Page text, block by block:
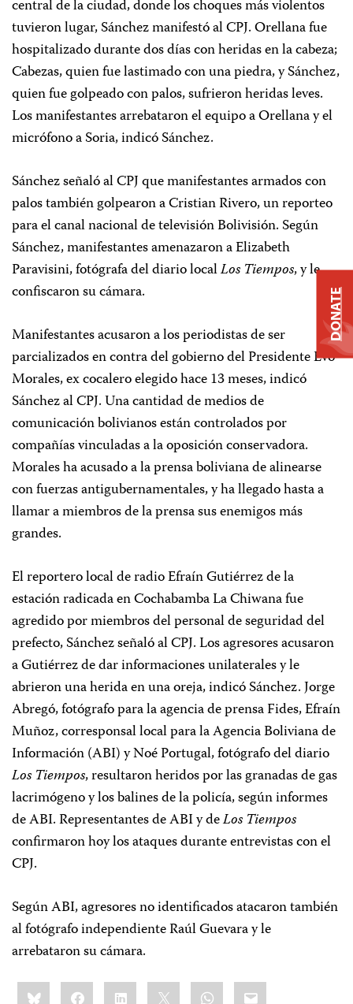
central de la ciudad, donde los choques más violentos
tuvieron lugar, Sánchez manifestó al CPJ. Orellana fue
hospitalizado durante dos días con heridas en la cabeza;
Cabezas, quien fue lastimado con una piedra, y Sánchez,
quien fue golpeado con palos, sufrieron heridas leves.
Los manifestantes arrebataron el equipo a Orellana y el
micrófono a Soria, indicó Sánchez.
Sánchez señaló al CPJ que manifestantes armados con
palos también golpearon a Cristian Rivero, un reporteo
para el canal nacional de televisión Bolivisión. Según
Sánchez, manifestantes amenazaron a Elizabeth
Paravisini, fotógrafa del diario localLos Tiempos, y le
confiscaron su cámara.
Manifestantes acusaron a los periodistas de ser
parcializados en contra del gobierno del Presidente Evo
Morales, ex cocalero elegido hace 13 meses, indicó
Sánchez al CPJ. Una cantidad de medios de
comunicación bolivianos están controlados por
compañías vinculadas a la oposición conservadora.
Morales ha acusado a la prensa boliviana de alinearse
con fuerzas antigubernamentales, y ha llegado hasta a
llamar a miembros de la prensa sus enemigos más
grandes.
El reportero local de radio Efraín Gutiérrez de la
estación radicada en Cochabamba La Chiwana fue
agredido por miembros del personal de seguridad del
prefecto, Sánchez señaló al CPJ. Los agresores acusaron
a Gutiérrez de dar informaciones unilaterales y le
abrieron una herida en una oreja, indicó Sánchez. Jorge
Abregó, fotógrafo para la agencia de prensa Fides, Efraín
Muñoz, corresponsal local para la Agencia Boliviana de
Información (ABI) y Noé Portugal, fotógrafo del diario
Los Tiempos, resultaron heridos por las granadas de gas
lacrimógeno y los balines de la policía, según informes
de ABI. Representantes de ABI y deLos Tiempos
confirmaron hoy los ataques durante entrevistas con el
CPJ.
Según ABI, agresores no identificados atacaron también
al fotógrafo independiente Raúl Guevara y le
arrebataron su cámara.
Share
this:BlueskyFacebookLinkedIn WhatsApp
Email
DONATE